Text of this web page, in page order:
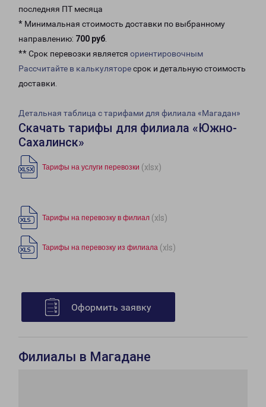
последняя ПТ месяца
* Минимальная стоимость доставки по выбранному
направлению: 700 руб.
** Срок перевозки является ориентировочным
Рассчитайте в калькуляторесрок и детальную стоимость
доставки.
Детальная таблица с тарифами для филиала «Магадан»
Скачать тарифы для филиала «Южно-
Сахалинск»
Тарифы на услуги перевозки (xlsx)
Тарифы на перевозку в филиал (xls)
Тарифы на перевозку из филиала (xls)
Оформить заявку
Филиалы в Магадане